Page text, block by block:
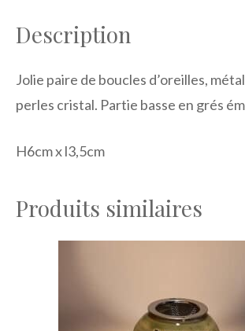
Description
Jolie paire de boucles d’oreilles,
perles cristal. Partie basse en grés
H6cm x l3,5cm
Produits similaires